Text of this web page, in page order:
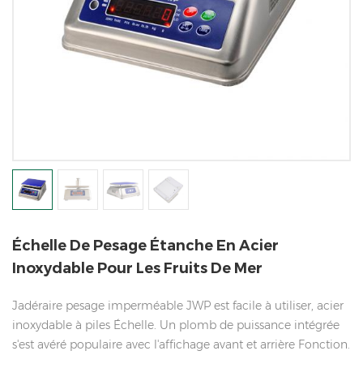
Échelle De Pesage Étanche En Acier
Inoxydable Pour Les Fruits De Mer
Jadéraire pesage imperméable JWP est facile à utiliser, acier
inoxydable à piles Échelle. Un plomb de puissance intégrée
s'est avéré populaire avec l'affichage avant et arrière Fonction.